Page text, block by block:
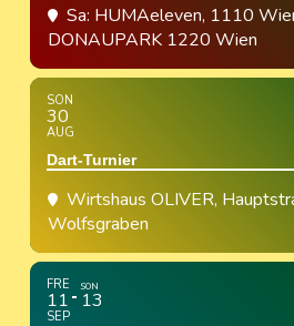
Sa: HUMAeleven, 1110
DONAUPARK 1220 Wien
SON
30
AUG
Dart-Turnier
Wirtshaus OLIVER,
Wolfsgraben
FRE
11
SEP
SON
13